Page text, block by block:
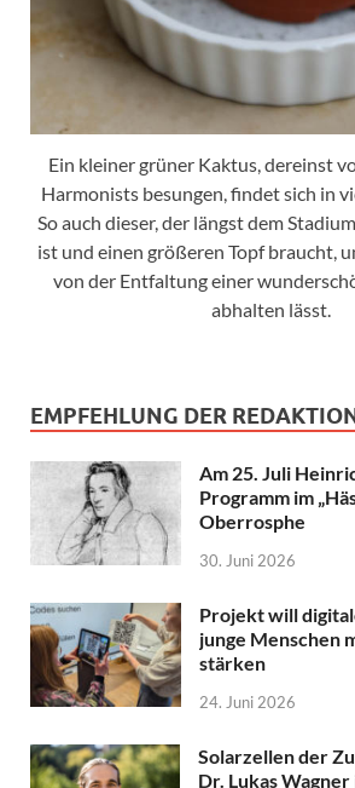
Ein kleiner grüner Kaktus, dereinst
Harmonists besungen, findet sich in
So auch dieser, der längst dem
ist und einen größeren Topf braucht,
von der Entfaltung einer
abhalten lässt.
EMPFEHLUNG DER
Am 25. Juli
Programm im
Oberrosphe
30. Juni 2026
Projekt will
junge Menschen
stärken
24. Juni 2026
Solarzellen der
Dr. Lukas